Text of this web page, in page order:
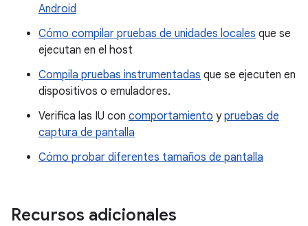
Android
Cómo compilar pruebas de unidades locales que se
ejecutan en el host
Compila pruebas instrumentadas que se ejecuten en
dispositivos o emuladores.
Verifica las IU con comportamiento ypruebas de
captura de pantalla
Cómo probar diferentes tamaños de pantalla
Recursos adicionales